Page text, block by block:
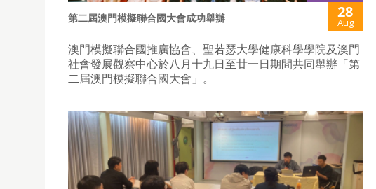
第二屆澳門模擬聯合國大會成功舉辦 28
Aug
澳門模擬聯合國推廣協會、聖若瑟大學健康科學學院及澳門
社會發展觀察中心於八月十九日至廿一日期間共同舉辦「第
二屆澳門模擬聯合國大會」。